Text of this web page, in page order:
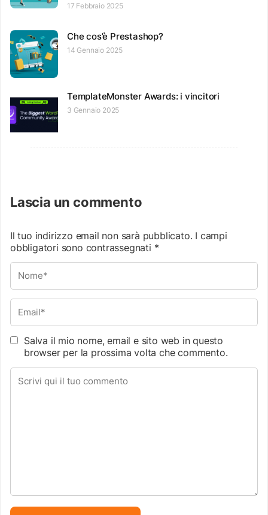
17 Febbraio 2025
Che cos’è Prestashop?
14 Gennaio 2025
TemplateMonster Awards: i vincitori
3 Gennaio 2025
Lascia un commento
Il tuo indirizzo email non sarà pubblicato. I campi
obbligatori sono contrassegnati *
Salva il mio nome, email e sito web in questo
browser per la prossima volta che commento.